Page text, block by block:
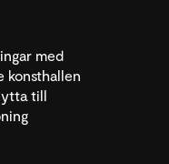
med
konsthallen
till